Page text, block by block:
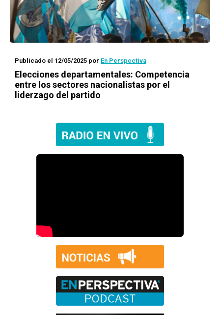
Publicado el 12/05/2025 por En Perspectiva
Elecciones departamentales: Competencia
entre los sectores nacionalistas por el
liderzago del partido